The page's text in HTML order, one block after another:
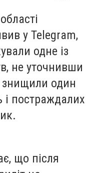
у Telegram,
одне із
не уточнивши
знищили один
постраждалих
що після